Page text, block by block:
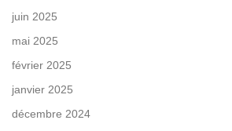
juin 2025
mai 2025
février 2025
janvier 2025
décembre 2024